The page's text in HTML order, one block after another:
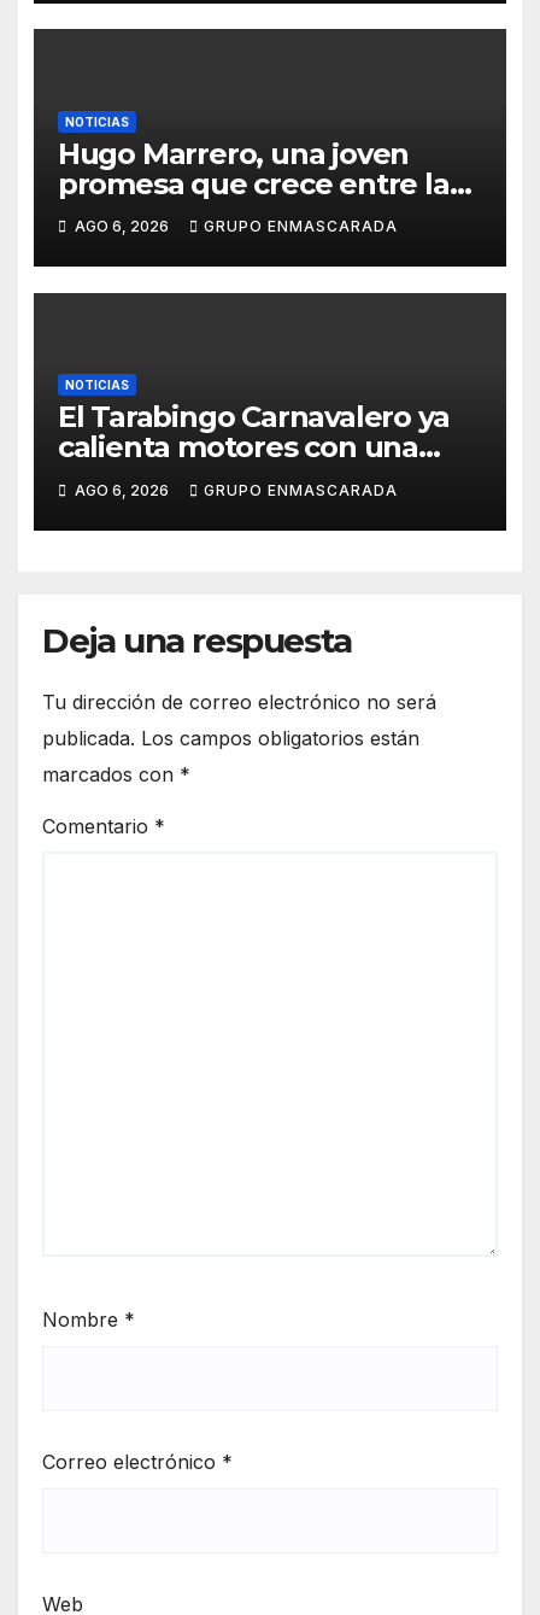
NOTICIAS
Hugo Marrero, una joven
promesa que crece entre la
música y la pasión por el
Carnaval
AGO 6, 2026 GRUPO ENMASCARADA
NOTICIAS
El Tarabingo Carnavalero ya
calienta motores con una
nueva edición cargada de
sorpresas
AGO 6, 2026 GRUPO ENMASCARADA
Deja una respuesta
Tu dirección de correo electrónico no será
publicada. Los campos obligatorios están
marcados con *
Comentario *
Nombre *
Correo electrónico *
Web